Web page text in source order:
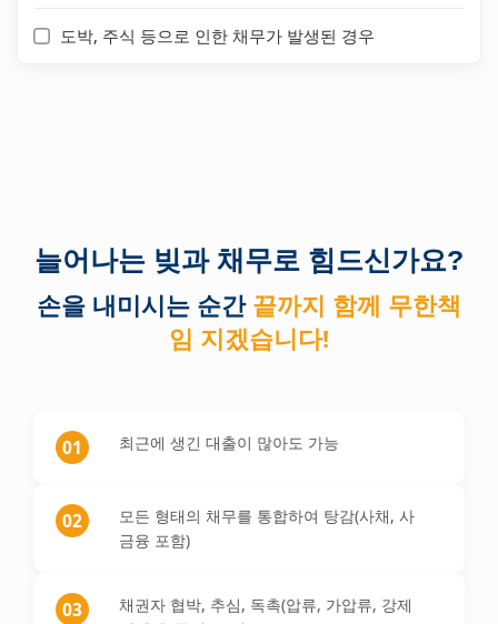
도박, 주식 등으로 인한 채무가 발생된 경우
늘어나는 빚과 채무로 힘드신가요?
손을 내미시는 순간 끝까지 함께 무한책
임 지겠습니다!
01 최근에 생긴 대출이 많아도 가능
02
모든 형태의 채무를 통합하여 탕감(사채, 사
금융 포함)
03
채권자 협박, 추심, 독촉(압류, 가압류, 강제